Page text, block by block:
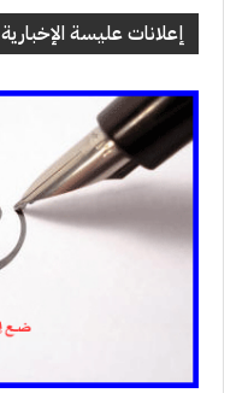
إعلانات عليسة الإخبارية